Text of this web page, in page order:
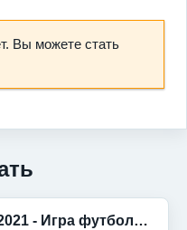
Вы можете стать
Soccer Manager 2021 - Игра футбольного менеджера (Без рекламы)